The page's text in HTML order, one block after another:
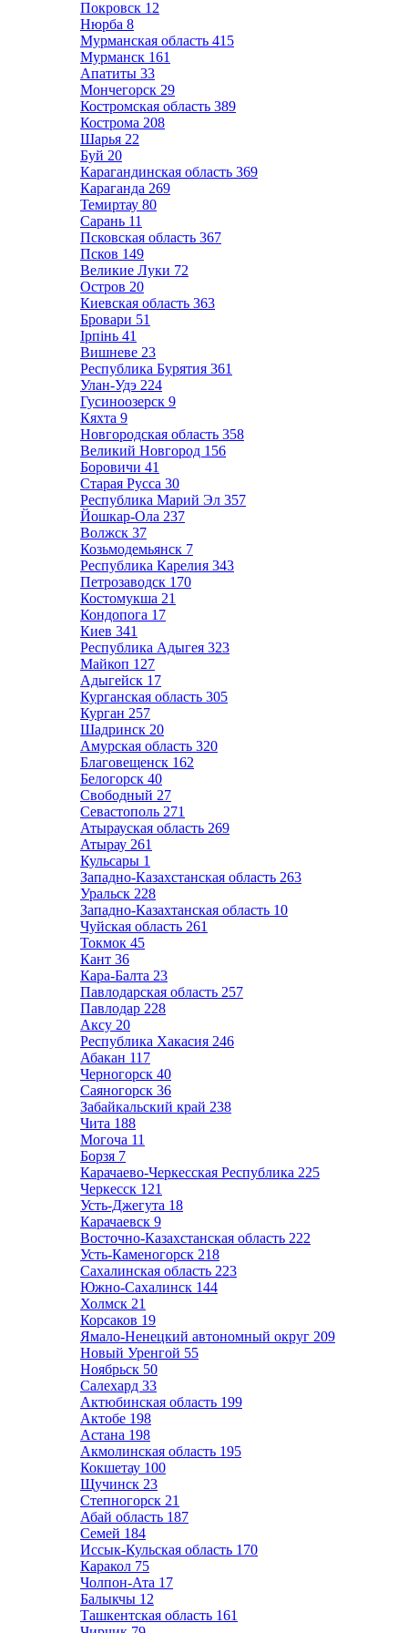
Покровск 12
Нюрба 8
Мурманская область 415
Мурманск 161
Апатиты 33
Мончегорск 29
Костромская область 389
Кострома 208
Шарья 22
Буй 20
Карагандинская область 369
Караганда 269
Темиртау 80
Сарань 11
Псковская область 367
Псков 149
Великие Луки 72
Остров 20
Киевская область 363
Бровари 51
Ірпінь 41
Вишневе 23
Республика Бурятия 361
Улан-Удэ 224
Гусиноозерск 9
Кяхта 9
Новгородская область 358
Великий Новгород 156
Боровичи 41
Старая Русса 30
Республика Марий Эл 357
Йошкар-Ола 237
Волжск 37
Козьмодемьянск 7
Республика Карелия 343
Петрозаводск 170
Костомукша 21
Кондопога 17
Киев 341
Республика Адыгея 323
Майкоп 127
Адыгейск 17
Курганская область 305
Курган 257
Шадринск 20
Амурская область 320
Благовещенск 162
Белогорск 40
Свободный 27
Севастополь 271
Атырауская область 269
Атырау 261
Кульсары 1
Западно-Казахстанская область 263
Уральск 228
Западно-Казахтанская область 10
Чуйская область 261
Токмок 45
Кант 36
Кара-Балта 23
Павлодарская область 257
Павлодар 228
Аксу 20
Республика Хакасия 246
Абакан 117
Черногорск 40
Саяногорск 36
Забайкальский край 238
Чита 188
Могоча 11
Борзя 7
Карачаево-Черкесская Республика 225
Черкесск 121
Усть-Джегута 18
Карачаевск 9
Восточно-Казахстанская область 222
Усть-Каменогорск 218
Сахалинская область 223
Южно-Сахалинск 144
Холмск 21
Корсаков 19
Ямало-Ненецкий автономный округ 209
Новый Уренгой 55
Ноябрьск 50
Салехард 33
Актюбинская область 199
Актобе 198
Астана 198
Акмолинская область 195
Кокшетау 100
Щучинск 23
Степногорск 21
Абай область 187
Семей 184
Иссык-Кульская область 170
Каракол 75
Чолпон-Ата 17
Балыкчы 12
Ташкентская область 161